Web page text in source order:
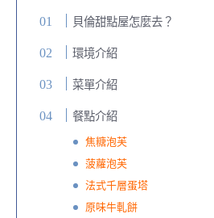
貝倫甜點屋怎麼去？
環境介紹
菜單介紹
餐點介紹
焦糖泡芙
菠蘿泡芙
法式千層蛋塔
原味牛軋餅